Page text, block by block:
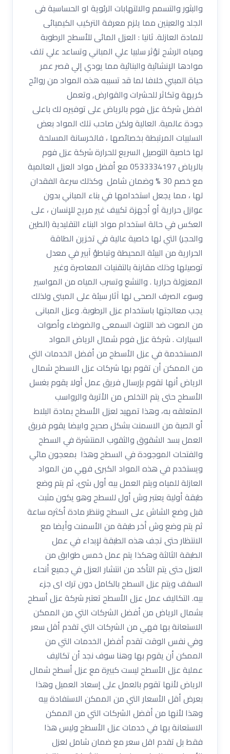
والبثور والتسمم والالتهابات الرئوية او الحساسية فى
الجلد والعينين مما يلزم معرفة التركيب الكيميائى
للمادة العازلة. ثانيا : العزل المائى للأسطح الرطوبة
ومياه الرشح تؤثر سلبيا علي المباني وتساعد علي تلف
موادها الإنشائية والبنائية مما يودي إلي قصر عمر
حياة المبني خلافا لما قد تسببه هذه المواد من روائح
كريهة وتكاثر للحشرات والقوارض, وتعمل
افضل شركة عزل فوم بالرياض على توفيره لك باعلى
جودة عالمية. العالية ولكن صاحب تلك المواد بعض
السلبيات المرتبطة بخصائصها ، فالخرسانة المسلحة
لها خاصية التوصيل السريع للحرارة شركة عزل فوم
بالرياض 0533334197 مع أفضل مواد العزل العالمية
مع خصم 30 % وضمان شامل وكذلك سرعة الفقدان
لها ، مما يجعل استخدامها في بناء المباني بدون
عوازل حرارية أو أجهزة تكييف غير مريح للإنسان ، على
العكس في حالة استخدام مواد البناء التقليدية (الطين
والحجر) التي لها خاصية عالية في تخزين الطاقة
الحرارية من البيئة المحيطة وتباطؤ آبير في معدل
توصيلها وذلك مقارنة بالتقنيات المعاصرة وغير
المعزولة حراريا . والنشع وتسرب المياه من المواسير
وسوء الصرف الصحى لها آثار سيئة على المبنى ولذلك
يجب معالجتها باستخدام عزل الرطوبة. وعزل المبانى
من الصوت ضد التلوث السمعى والضوضاء وأصوات
السيارات . شركة عزل فوم شمال الرياض المواد
المستخدمة في عزل الأسطح من أفضل الخدمات التي
من الممكن أن تقوم بها شركات عزل الاسطح شمال
الرياض أنها تقوم بإرسال فريق عمل أولا يقوم بغسل
الأسطح حتى يتم التخلص من الأتربة والرواسب
المتعلقه به، وهذا تمهيد لعزل الأسطح بمادة البلاط
أو الصبة من الاسمنت بشكل صحيح وابيضا يقوم فريق
العمل بسد الشقوق والثقوب المنتشرة في السطح
والفتحات الموجودة في السطح وهذا بمعجون مائي
ويستخدم في هذه المواد الكبرى فهي من المواد
العازلة للمياه ويتم العمل بيه أول شئ، ثم يتم وضع
طبقة أولية يعتبر وش أول للسطح وهو يكون مثبت
قبل وضع الشاش على السطح وننظر مادة أكثره ساعة
ثم يتم وضع وش أخر طبقة من الأسمنت وأيضا مع
الانتظار حتى تجف هذه الطبقة لإبداء في عمل
الطبقة الثالثة وهكذا يتم عمل خمس طوابق من
العزل حتى يتم التأكد من انتشار العزل في جميع أنحاء
السقف ويتم عزل السطح بالكامل دون ترك اى جزء
بيه. التكاليف عمل عزل الأسطح تعتبر شركة عزل أسطح
بشمال الرياض من أفضل الشركات التي من الممكن
الاستعانة بها فهي من الشركات التي تقدم أقل سعر
وفي نفس الوقت تقدم أفضل الخدمات التي من
الممكن أن يقوم بها وهنا سوف نجد أن تكاليف
عملية عزل الأسطح ليست كبيرة مع عزل أسطح شمال
الرياض لأنها تقوم بالعمل على إسعاد العميل وهذا
بعرض أقل الأسعار التي من الممكن الاستفادة بيه
وهذا لأنها من أفضل الشركات التي من الممكن
الاستعانة بها في خدمات عزل الأسطح وليس هذا
فقط بل تقدم اقل سعر مع ضمان شامل لعزل